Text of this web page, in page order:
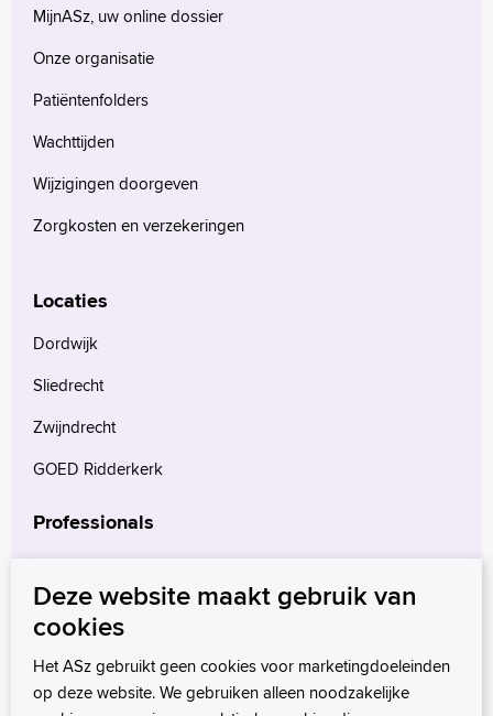
MijnASz, uw online dossier
Onze organisatie
Patiëntenfolders
Wachttijden
Wijzigingen doorgeven
Zorgkosten en verzekeringen
Locaties
Dordwijk
Sliedrecht
Zwijndrecht
GOED Ridderkerk
Professionals
Verwijzers
Wetenschappelijk onderzoek
Deze website maakt gebruik van
cookies
Het ASz gebruikt geen cookies voor marketingdoeleinden
op deze website. We gebruiken alleen noodzakelijke